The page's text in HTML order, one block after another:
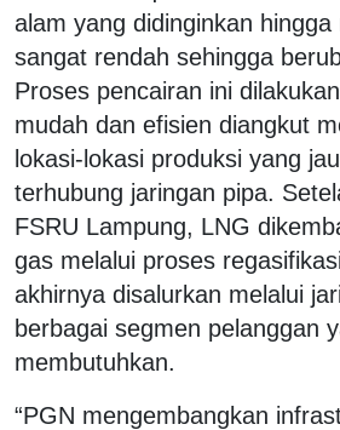
alam yang didinginkan
sangat rendah sehingga
Proses pencairan ini
mudah dan efisien diangkut
lokasi-lokasi produksi yang
terhubung jaringan pipa.
FSRU Lampung, LNG
gas melalui proses
akhirnya disalurkan melalui
berbagai segmen pelanggan
membutuhkan.
“PGN mengembangkan